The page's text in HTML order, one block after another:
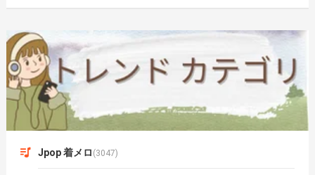
Jpop 着メロ (3047)